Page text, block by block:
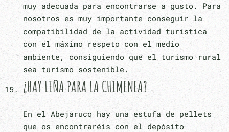
muy adecuada para encontrarse a gusto. Para
nosotros es muy importante conseguir la
compatibilidad de la actividad turística
con el máximo respeto con el medio
ambiente, consiguiendo que el turismo rural
sea turismo sostenible.
¿HAY LEÑA PARA LA CHIMENEA?
En el Abejaruco hay una estufa de pellets
que os encontraréis con el depósito